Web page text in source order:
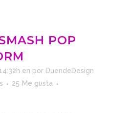
POP
en por DuendeDesign
25 Me gusta